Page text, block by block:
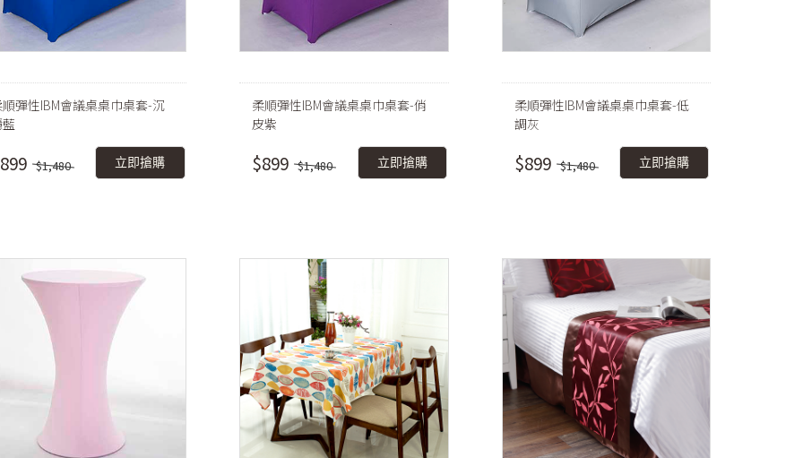
彈性IBM會議桌桌巾桌套-沉
$1,480 立即搶購
柔順彈性IBM會議桌桌巾桌套-俏
皮紫
$899 $1,480 立即搶購
柔順彈性IBM會議桌桌巾桌套-低
調灰
$899 $1,480 立即搶購